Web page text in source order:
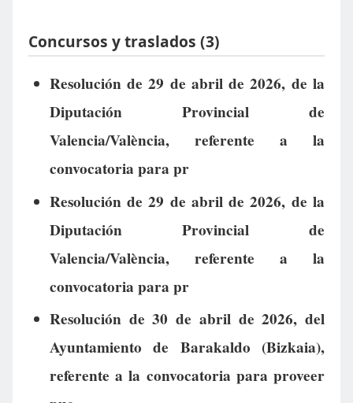
Concursos y traslados (3)
Resolución de 29 de abril de 2026, de la
Diputación Provincial de
Valencia/València, referente a la
convocatoria para pr
Resolución de 29 de abril de 2026, de la
Diputación Provincial de
Valencia/València, referente a la
convocatoria para pr
Resolución de 30 de abril de 2026, del
Ayuntamiento de Barakaldo (Bizkaia),
referente a la convocatoria para proveer